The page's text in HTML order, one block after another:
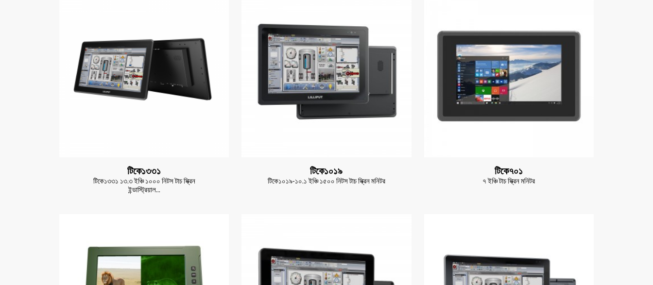
টিকে১৩৩১
টিকে১৩৩১ ১৩.৩ ইঞ্চি ১০০০ নিটস টাচ স্ক্রিন
ইন্ডাস্ট্রিয়াল...
টিকে১০১৯
টিকে১০১৯-১০.১ ইঞ্চি ১৫০০ নিটস টাচ স্ক্রিন মনিটর
টিকে৭০১
৭ ইঞ্চি টাচ স্ক্রিন মনিটর